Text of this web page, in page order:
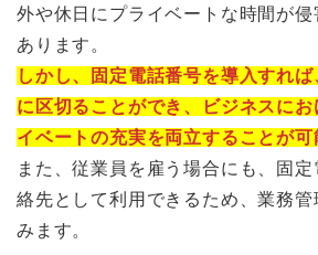
外や休日にプライベートな時間が
あります。
しかし、固定電話番号を導入すれ
に区切ることができ、ビジネスにお
イベートの充実を両立することが可
また、従業員を雇う場合にも、固
絡先として利用できるため、業務
みます。